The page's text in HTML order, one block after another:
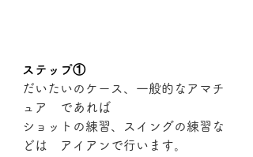
ステップ①
だいたいのケース、一般的なアマチ
ュア　であれば
ショットの練習、スイングの練習な
どは　アイアンで行います。